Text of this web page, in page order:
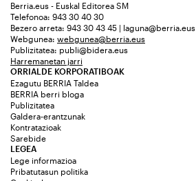
Berria.eus - Euskal Editorea SM
Telefonoa: 943 30 40 30
Bezero arreta: 943 30 43 45 | laguna@berria.eus
Webgunea: webgunea@berria.eus
Publizitatea: publi@bidera.eus
Harremanetan jarri
ORRIALDE KORPORATIBOAK
Ezagutu BERRIA Taldea
BERRIA berri bloga
Publizitatea
Galdera-erantzunak
Kontratazioak
Sarebide
LEGEA
Lege informazioa
Pribatutasun politika